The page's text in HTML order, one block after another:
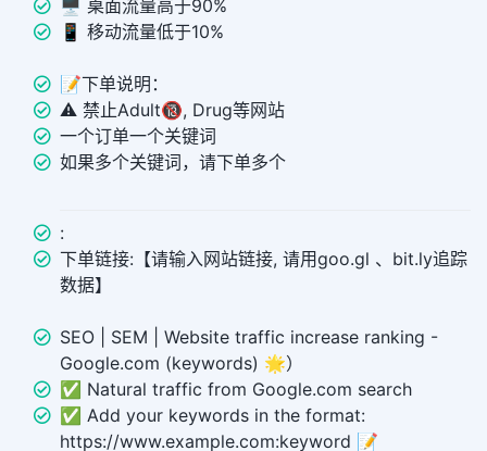
🖥️ 桌面流量高于90%
📱 移动流量低于10%
📝下单说明：
⚠️ 禁止Adult🔞, Drug等网站
一个订单一个关键词
如果多个关键词，请下单多个
:
下单链接:【请输入网站链接, 请用goo.gl 、bit.ly追踪
数据】
SEO | SEM | Website traffic increase ranking -
Google.com (keywords) 🌟）
✅ Natural traffic from Google.com search
✅ Add your keywords in the format:
https://www.example.com:keyword 📝